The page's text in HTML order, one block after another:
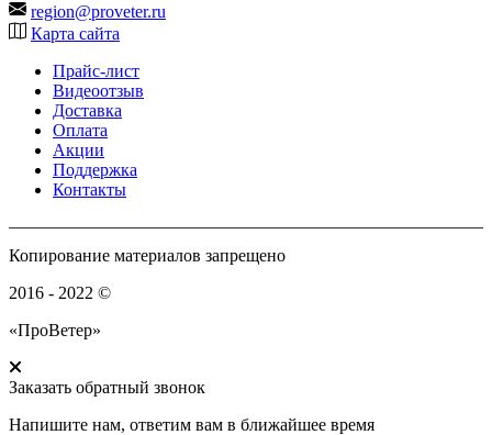
region@proveter.ru
Карта сайта
Прайс-лист
Видеоотзыв
Доставка
Оплата
Акции
Поддержка
Контакты
Копирование материалов запрещено
2016 - 2022 ©
«ПроВетер»
Заказать обратный звонок
Напишите нам, ответим вам в ближайшее время